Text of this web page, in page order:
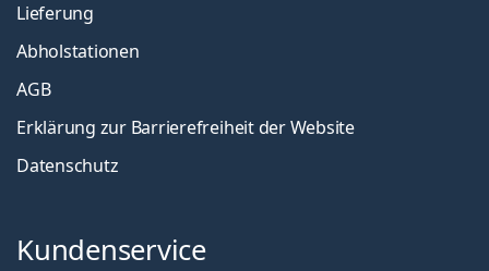
Lieferung
Abholstationen
AGB
Erklärung zur Barrierefreiheit der Website
Datenschutz
Kundenservice